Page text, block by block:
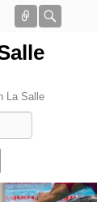
Conectar
La Salle